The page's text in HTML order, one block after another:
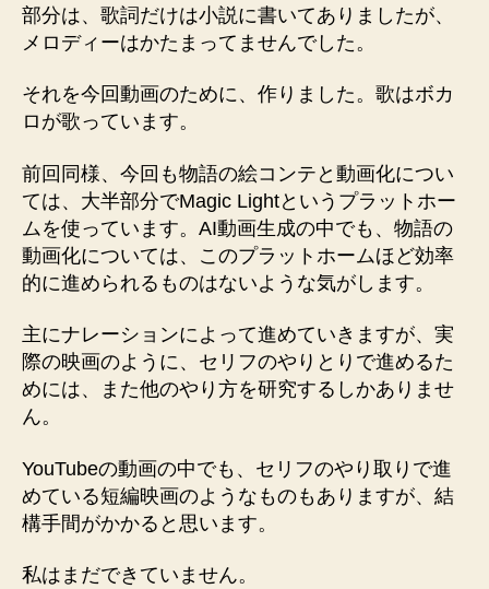
部分は、歌詞だけは小説に書いてありましたが、
メロディーはかたまってませんでした。
それを今回動画のために、作りました。歌はボカ
ロが歌っています。
前回同様、今回も物語の絵コンテと動画化につい
ては、大半部分でMagic Lightというプラットホー
ムを使っています。AI動画生成の中でも、物語の
動画化については、このプラットホームほど効率
的に進められるものはないような気がします。
主にナレーションによって進めていきますが、実
際の映画のように、セリフのやりとりで進めるた
めには、また他のやり方を研究するしかありませ
ん。
YouTubeの動画の中でも、セリフのやり取りで進
めている短編映画のようなものもありますが、結
構手間がかかると思います。
私はまだできていません。